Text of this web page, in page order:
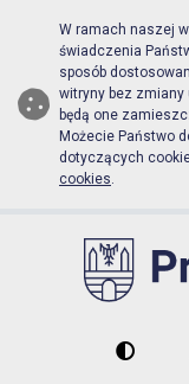
Biuletyn
Przejdź do menu
Przejdź do
W ramach naszej
świadczenia
sposób
witryny bez
będą one
Możecie Państwo
dotyczących
cookies.
Wysoki